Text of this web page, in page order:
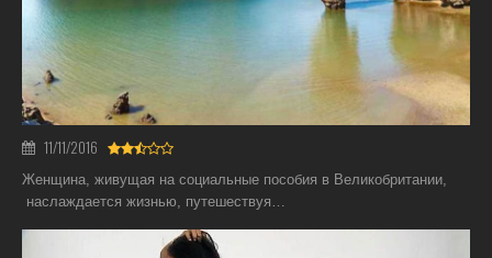
11/11/2016
Женщина, живущая на социальные пособия в Великобритании,
наслаждается жизнью, путешествуя…